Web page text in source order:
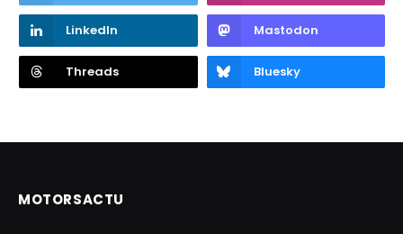
LinkedIn Mastodon
Threads Bluesky
MOTORSACTU